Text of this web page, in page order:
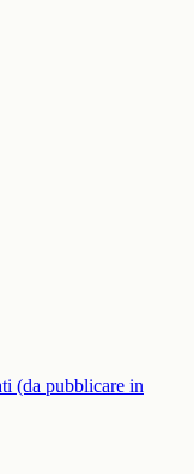
(da pubblicare in